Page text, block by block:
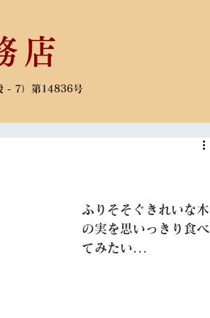
店
- 7）第14836号
ふりそそぐきれいな木
の実を思いっきり食べ
てみたい...